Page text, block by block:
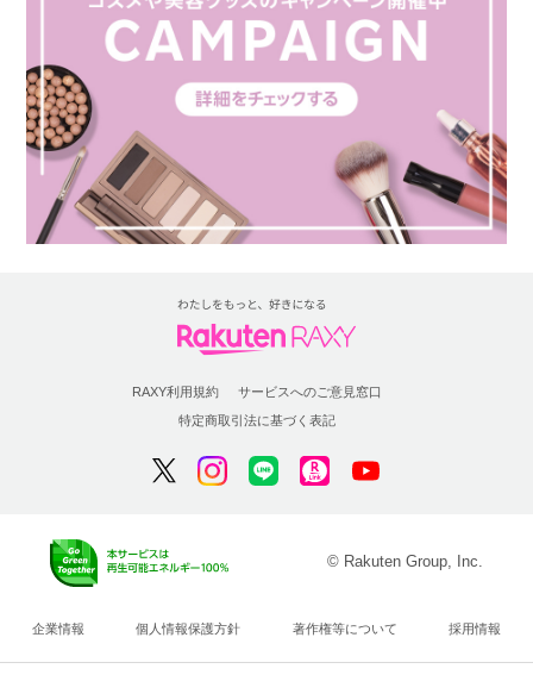
RAXY利用規約
サービスへのご意見窓口
特定商取引法に基づく表記
© Rakuten Group, Inc.
企業情報 個人情報保護方針 著作権等について 採用情報